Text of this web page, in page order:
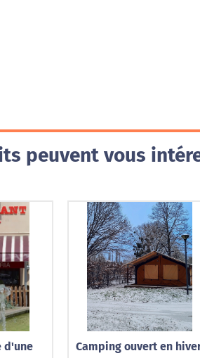
peuvent vous
d'une
Camping ouvert en